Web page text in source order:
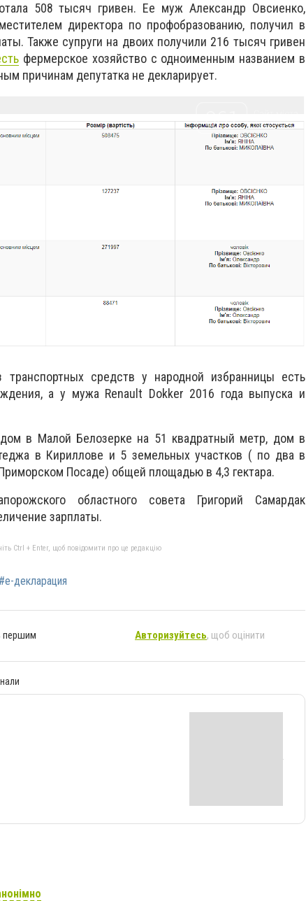
508 тысяч гривен. Ее муж Александр Овсиенко,
директора по профобразованию, получил в
Также супруги на двоих получили 216 тысяч гривен
фермерское хозяйство с одноименным названием в
причинам депутатка не декларирует.
средств у народной избранницы есть
а у мужа Renault Dokker 2016 года выпуска и
в Малой Белозерке на 51 квадратный метр, дом в
в Кириллове и 5 земельных участков ( по два в
Посаде) общей площадью в 4,3 гектара.
областного совета Григорий Самардак
зарплаты.
Ctrl + Enter, щоб повідомити про це редакцію
#е-декларация
першим Авторизуйтесь, щоб оцінити